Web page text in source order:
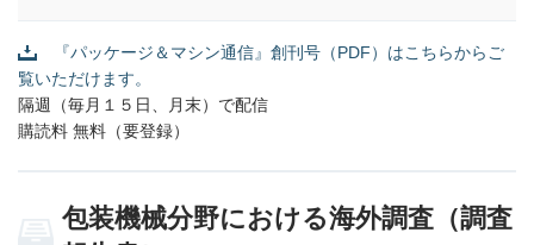
『パッケージ＆マシン通信』創刊号（PDF）はこちらからご
覧いただけます。
隔週（毎月１５日、月末）で配信
購読料 無料（要登録）
包装機械分野における海外調査（調査